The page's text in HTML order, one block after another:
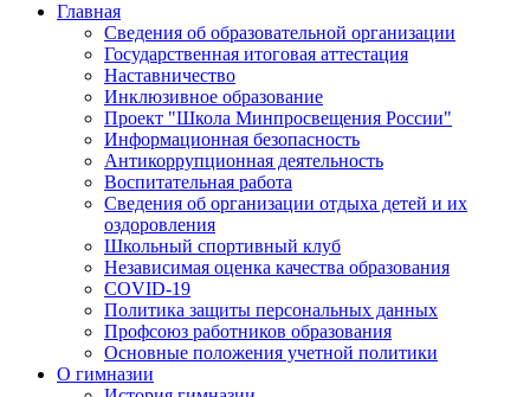
Главная
Сведения об образовательной организации
Государственная итоговая аттестация
Наставничество
Инклюзивное образование
Проект "Школа Минпросвещения России"
Информационная безопасность
Антикоррупционная деятельность
Воспитательная работа
Сведения об организации отдыха детей и их
оздоровления
Школьный спортивный клуб
Независимая оценка качества образования
COVID-19
Политика защиты персональных данных
Профсоюз работников образования
Основные положения учетной политики
О гимназии